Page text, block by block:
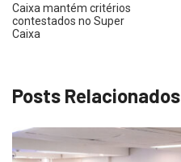
Caixa mantém critérios
contestados no Super
Caixa
Posts Relacionados